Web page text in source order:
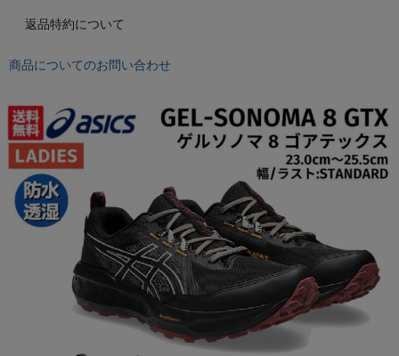
サックス SAXX
オン On
スポーツマリオTOP
ベースボールマリオ（野球商品）
返品特約について
商品についてのお問い合わせ